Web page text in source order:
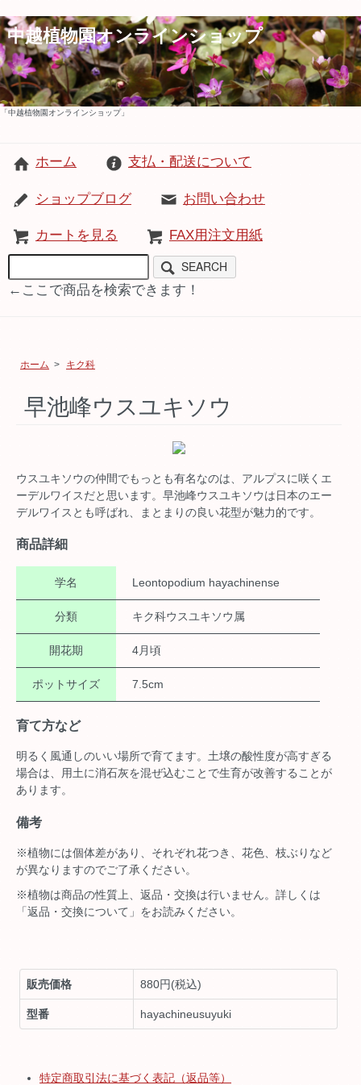
中越植物園オンラインショップ
「中越植物園オンラインショップ」
ホーム 支払・配送について
ショップブログ お問い合わせ
カートを見る FAX用注文用紙
SEARCH
←ここで商品を検索できます！
ホーム > キク科
早池峰ウスユキソウ
ウスユキソウの仲間でもっとも有名なのは、アルプスに咲くエ
ーデルワイスだと思います。早池峰ウスユキソウは日本のエー
デルワイスとも呼ばれ、まとまりの良い花型が魅力的です。
商品詳細
学名 Leontopodium hayachinense
分類 キク科ウスユキソウ属
開花期 4月頃
ポットサイズ 7.5cm
育て方など
明るく風通しのいい場所で育てます。土壌の酸性度が高すぎる
場合は、用土に消石灰を混ぜ込むことで生育が改善することが
あります。
備考
※植物には個体差があり、それぞれ花つき、花色、枝ぶりなど
が異なりますのでご了承ください。
※植物は商品の性質上、返品・交換は行いません。詳しくは
「返品・交換について」をお読みください。
販売価格 880円(税込)
型番 hayachineusuyuki
特定商取引法に基づく表記（返品等）